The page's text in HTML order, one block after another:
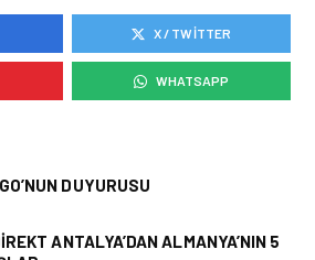
İŞ İLANLARI • 16 MAY 2026
EMIRATES AĞUSTOS’TA
İSTANBUL’DA TEKNISYEN
ROADSHOW DÜZENLIYOR!
X / TWITTER
WHATSAPP
DUYURUSU
ANTALYA’DAN ALMANYA’NIN 5